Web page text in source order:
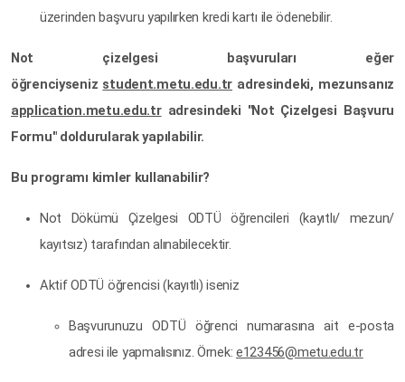
üzerinden başvuru yapılırken kredi kartı ile ödenebilir.
Not çizelgesi başvuruları eğer
öğrenciyseniz student.metu.edu.tr adresindeki, mezunsanız
application.metu.edu.tradresindeki "Not Çizelgesi Başvuru
Formu" doldurularak yapılabilir.
Bu programı kimler kullanabilir?
Not Dökümü Çizelgesi ODTÜ öğrencileri (kayıtlı/ mezun/
kayıtsız) tarafından alınabilecektir.
Aktif ODTÜ öğrencisi (kayıtlı) iseniz
Başvurunuzu ODTÜ öğrenci numarasına ait e-posta
adresi ile yapmalısınız. Örnek:e123456@metu.edu.tr